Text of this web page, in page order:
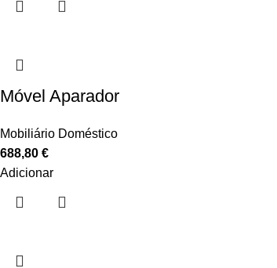
Móvel Aparador
Mobiliário Doméstico
688,80 €
Adicionar